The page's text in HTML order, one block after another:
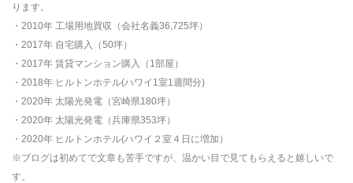
ります。
・2010年 工場用地買収（会社名義36,725坪）
・2017年 自宅購入（50坪）
・2017年 賃貸マンション購入（1部屋）
・2018年 ヒルトンホテル(ハワイ1室1週間分)
・2020年 太陽光発電（宮崎県180坪）
・2020年 太陽光発電（兵庫県353坪）
・2020年 ヒルトンホテル(ハワイ２室４日に増加）
※ブログは初めてで文章も苦手ですが、温かい目で見てもらえると嬉しいで
す。